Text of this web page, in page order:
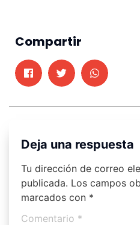
Compartir
Deja una respuesta
Tu dirección de correo
publicada. Los campos
marcados con *
Comentario *